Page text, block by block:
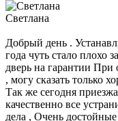
Светлана
Добрый день .
года чуть стало плохо
дверь на гарантии
, могу сказать только
Так же сегодня
качественно все
дела , Очень